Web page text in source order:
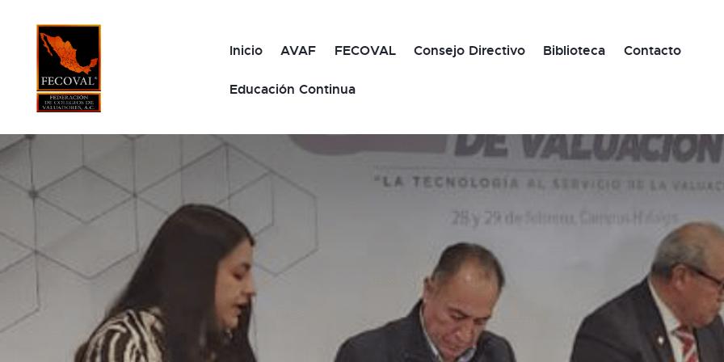
Inicio AVAF FECOVAL Consejo Directivo Biblioteca Contacto
Educación Continua